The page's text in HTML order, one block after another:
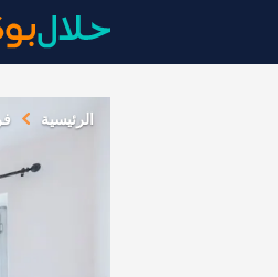
الرئيسية